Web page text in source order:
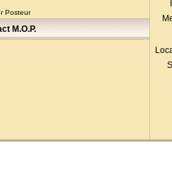
Posteur
M.O.P.